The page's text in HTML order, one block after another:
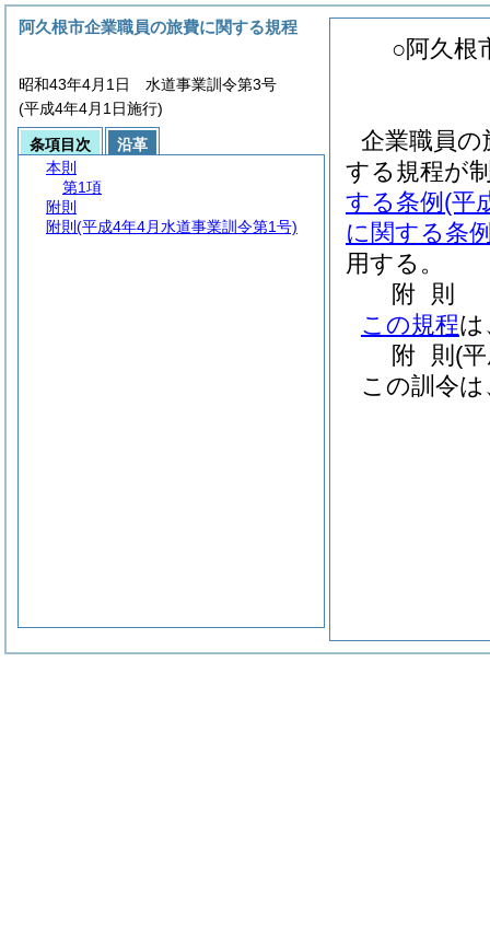
○阿久根
企業職員
する規程が
する条例 (平
に関する条
用する。
附 則
この規程は
附 則 (
この訓令
阿久根市企業職員の旅費に関する規程
昭和43年4月1日 水道事業訓令第3号
(平成4年4月1日施行)
条項目次
沿革
本則
第1項
附則
附則 (平成4年4月水道事業訓令第1号)